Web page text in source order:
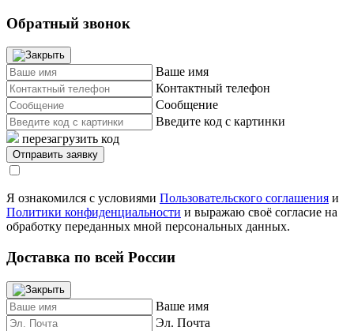
Обратный звонок
Ваше имя
Контактный телефон
Сообщение
Введите код с картинки
перезагрузить код
Я ознакомился с условиями Пользовательского соглашения и
Политики конфиденциальности и выражаю своё согласие на
обработку переданных мной персональных данных.
Доставка по всей России
Ваше имя
Эл. Почта